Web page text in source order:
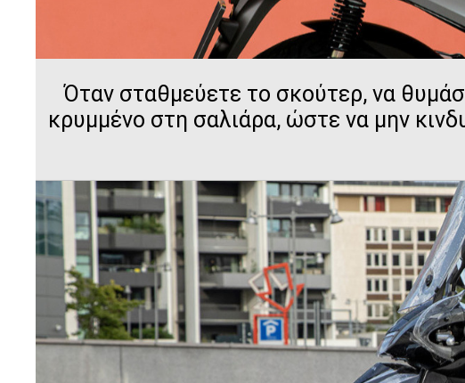
Όταν σταθμεύετε το σκούτερ, να
κρυμμένο στη σαλιάρα, ώστε να μην